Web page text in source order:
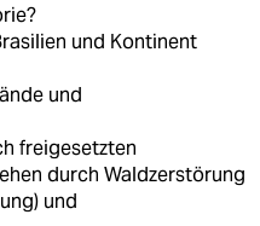
und Kontinent
und
freigesetzten
durch Waldzerstörung
und